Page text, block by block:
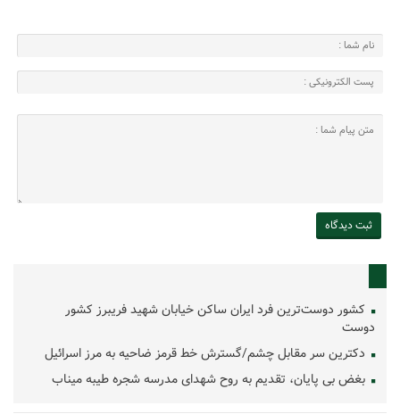
کشور دوست‌ترین فرد ایران ساکن خیابان شهید فریبرز کشور
دوست
دکترین سر مقابل چشم/گسترش خط قرمز ضاحیه به مرز اسرائیل
بغض بی پایان، تقدیم به روح شهدای مدرسه شجره طیبه میناب